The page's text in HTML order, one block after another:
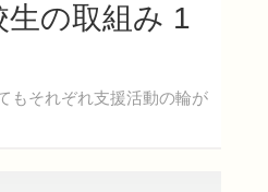
の取組み 1
もそれぞれ支援活動の輪が